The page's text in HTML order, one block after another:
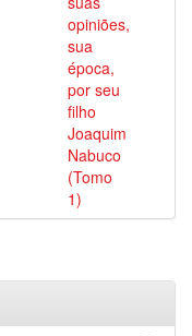
opiniões,
sua
época,
por seu
filho
Joaquim
Nabuco
(Tomo
1)